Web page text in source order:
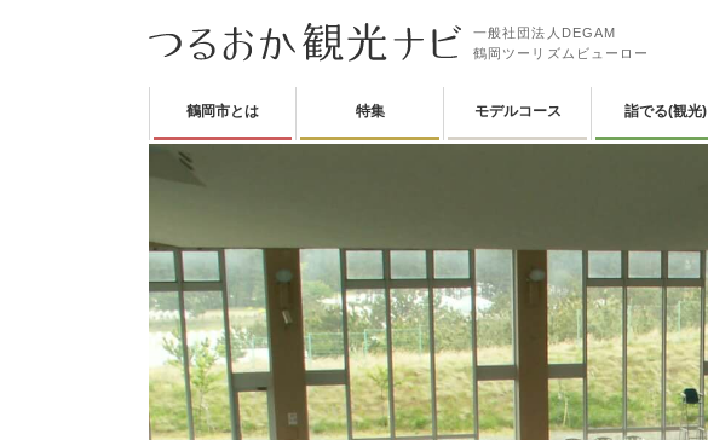
一般社団法人DEGAM
鶴岡ツーリズムビューロー
鶴岡市とは 特集 モデルコース 詣でる(観光)